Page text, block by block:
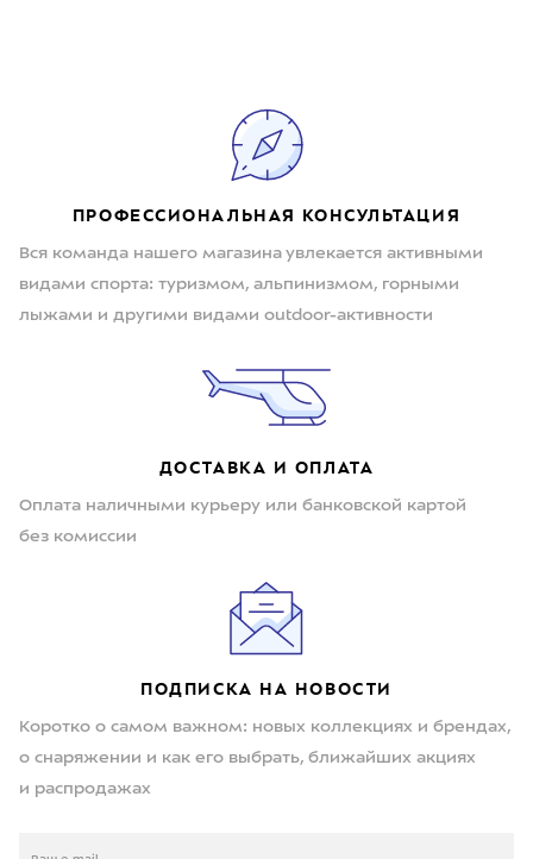
ПРОФЕССИОНАЛЬНАЯ КОНСУЛЬТАЦИЯ
Вся команда нашего магазина увлекается активными
видами спорта: туризмом, альпинизмом, горными
лыжами и другими видами outdoor-активности
ДОСТАВКА И ОПЛАТА
Оплата наличными курьеру или банковской картой
без комиссии
ПОДПИСКА НА НОВОСТИ
Коротко о самом важном: новых коллекциях и брендах,
о снаряжении и как его выбрать, ближайших акциях
и распродажах